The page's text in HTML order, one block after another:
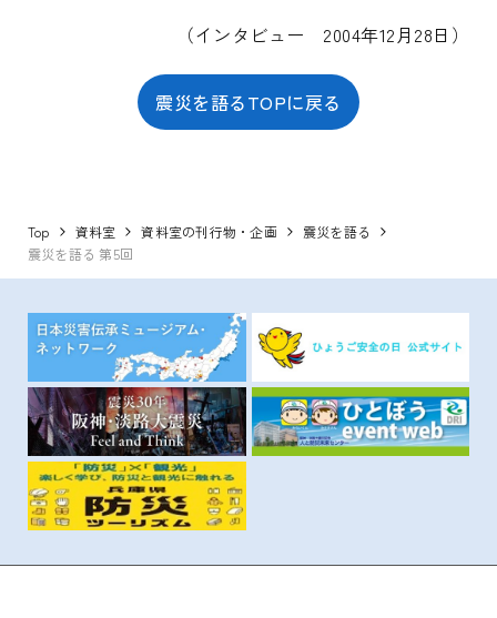
（インタビュー 2004年12月28日）
震災を語るTOPに戻る
Top 資料室 資料室の刊行物・企画
震災を語る
震災を語る 第5回